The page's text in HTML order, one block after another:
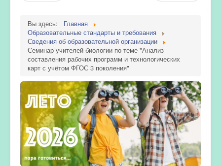
Вы здесь:
Главная
Образовательные стандарты и требования
Сведения об образовательной организации
Семинар учителей биологии по теме "Анализ
составления рабочих программ и технологических
карт с учётом ФГОС 3 поколения"